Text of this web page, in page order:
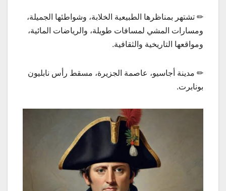
✏ تشتهر بمناظرها الطبيعية الخلابة، وشواطئها الجميلة،
ومسارات المشي لمسافات طويلة، والرياضات المائية،
ومواقعها التاريخية والثقافية.
✏ مدينة أجاسيو، عاصمة الجزيرة، مسقط رأس نابليون
بونابرت.